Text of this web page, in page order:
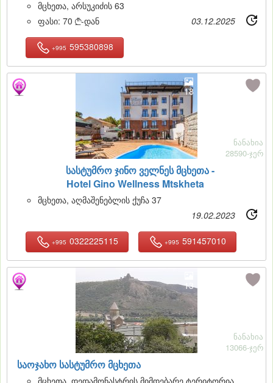
მცხეთა, არსუკიძის 63
ფასი: 70 -დან 03.12.2025
+995 595380898
18
სასტუმრო ჯინო ველნეს მცხეთა -
Hotel Gino Wellness Mtskheta
ნანახია
28590-ჯერ
მცხეთა, აღმაშენებლის ქუჩა 37
19.02.2023
+995 0322225115 +995 591457010
13
საოჯახო სასტუმრო მცხეთა
ნანახია
13066-ჯერ